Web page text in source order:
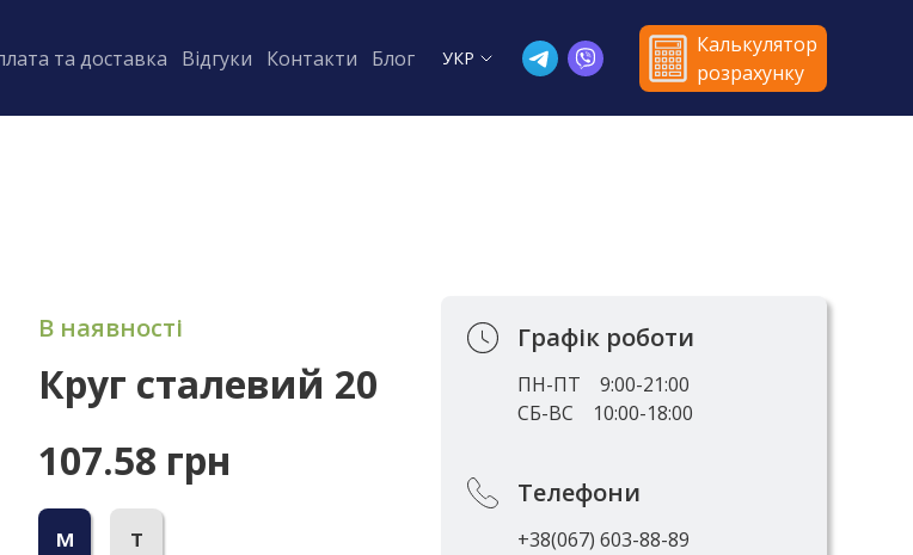
та доставка Відгуки Контакти Блог УКР
Калькулятор
розрахунку
В наявності
Круг сталевий 20
107.58 грн
м т
Графік роботи
ПН-ПТ
9:00-21:00
СБ-ВС
10:00-18:00
Телефони
+38(067) 603-88-89